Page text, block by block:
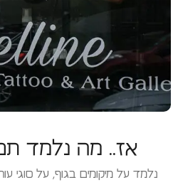
אז.. מה נלמד
נלמד על מיקומים בגוף, על סוגי